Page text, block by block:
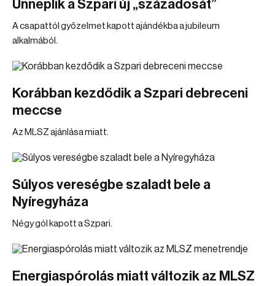
Ünneplik a Szpari új „századosát”
A csapattól győzelmet kapott ajándékba a jubileum
alkalmából.
Korábban kezdődik a Szpari debreceni
meccse
Az MLSZ ajánlása miatt.
Súlyos vereségbe szaladt bele a
Nyíregyháza
Négy gól kapott a Szpari.
Energiaspórolás miatt változik az MLSZ